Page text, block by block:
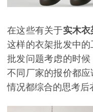
在这些有关于实木
这样的衣架批发中
批发问题考虑的时
不同厂家的报价都
情况都综合的思考后